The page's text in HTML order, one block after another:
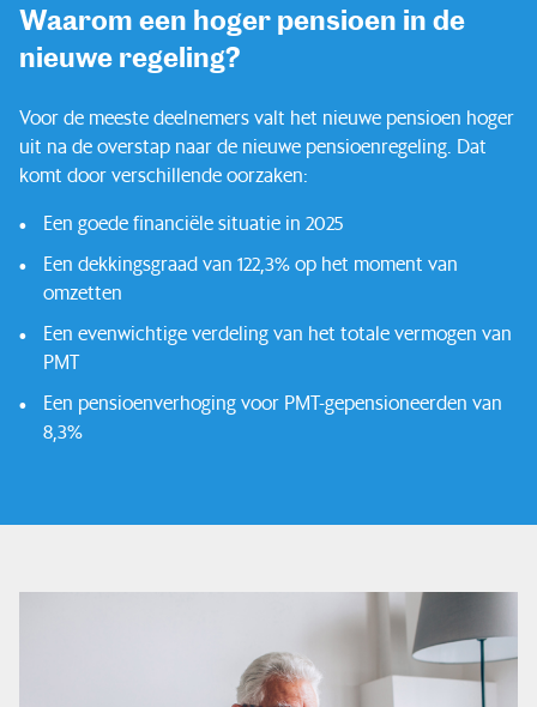
Service & contact
Waarom een hoger pensioen in de
nieuwe regeling?
Voor de meeste deelnemers valt het nieuwe pensioen hoger
uit na de overstap naar de nieuwe pensioenregeling. Dat
komt door verschillende oorzaken:
Een goede financiële situatie in 2025
Een dekkingsgraad van 122,3% op het moment van
omzetten
Een evenwichtige verdeling van het totale vermogen van
PMT
Een pensioenverhoging voor PMT-gepensioneerden van
8,3%